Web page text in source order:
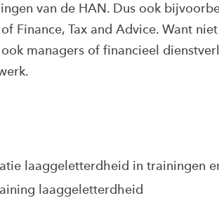
van de HAN. Dus ook
Finance, Tax and Advice. Want
managers of financieel
laaggeletterdheid in trainingen
laaggeletterdheid